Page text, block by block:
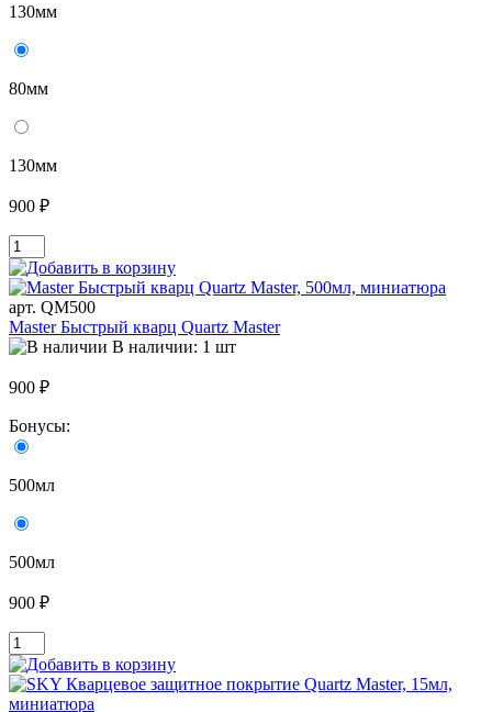
130мм
80мм
130мм
900 ₽
арт. QM500
Master Быстрый кварц Quartz Master
В наличии: 1 шт
900 ₽
Бонусы:
500мл
500мл
900 ₽